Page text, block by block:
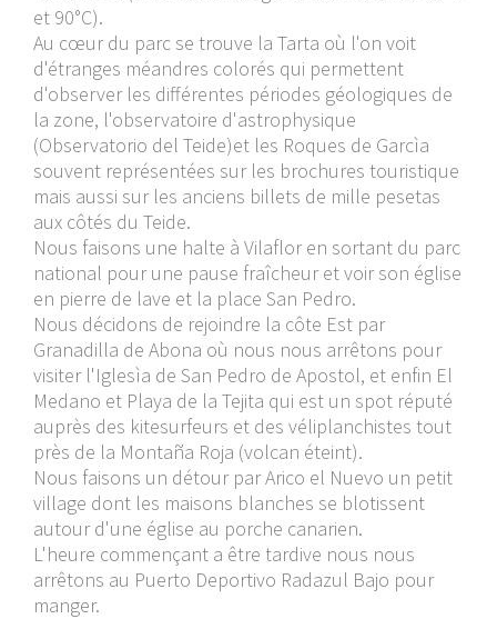
et 90°C).
Au cœur du parc se trouve la Tarta où l'on voit
d'étranges méandres colorés qui permettent
d'observer les différentes périodes géologiques de
la zone, l'observatoire d'astrophysique
(Observatorio del Teide)et les Roques de Garcìa
souvent représentées sur les brochures touristique
mais aussi sur les anciens billets de mille pesetas
aux côtés du Teide.
Nous faisons une halte à Vilaflor en sortant du parc
national pour une pause fraîcheur et voir son église
en pierre de lave et la place San Pedro.
Nous décidons de rejoindre la côte Est par
Granadilla de Abona où nous nous arrêtons pour
visiter l'Iglesìa de San Pedro de Apostol, et enfin El
Medano et Playa de la Tejita qui est un spot réputé
auprès des kitesurfeurs et des véliplanchistes tout
près de la Montaña Roja (volcan éteint).
Nous faisons un détour par Arico el Nuevo un petit
village dont les maisons blanches se blotissent
autour d'une église au porche canarien.
L'heure commençant a être tardive nous nous
arrêtons au Puerto Deportivo Radazul Bajo pour
manger.